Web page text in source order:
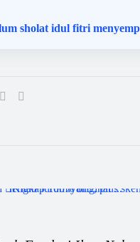
sholat idul fitri